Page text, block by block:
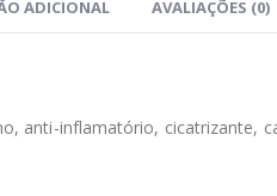
ADICIONAL AVALIAÇÕES (0)
anti-inflamatório, cicatrizante,